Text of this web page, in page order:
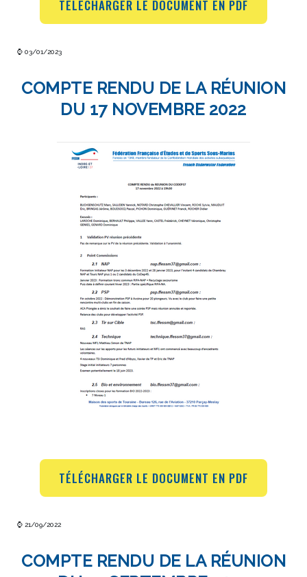
TÉLÉCHARGER LE DOCUMENT EN PDF
⌚ 03/01/2023
COMPTE RENDU DE LA RÉUNION
DU 17 NOVEMBRE 2022
TÉLÉCHARGER LE DOCUMENT EN PDF
⌚ 21/09/2022
COMPTE RENDU DE LA RÉUNION